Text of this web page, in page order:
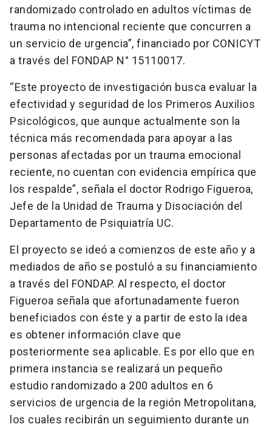
randomizado controlado en adultos víctimas de
trauma no intencional reciente que concurren a
un servicio de urgencia”, financiado por CONICYT
a través del FONDAP N° 15110017.
“Este proyecto de investigación busca evaluar la
efectividad y seguridad de los Primeros Auxilios
Psicológicos, que aunque actualmente son la
técnica más recomendada para apoyar a las
personas afectadas por un trauma emocional
reciente, no cuentan con evidencia empírica que
los respalde”, señala el doctor Rodrigo Figueroa,
Jefe de la Unidad de Trauma y Disociación del
Departamento de Psiquiatría UC.
El proyecto se ideó a comienzos de este año y a
mediados de año se postuló a su financiamiento
a través del FONDAP. Al respecto, el doctor
Figueroa señala que afortunadamente fueron
beneficiados con éste y a partir de esto la idea
es obtener información clave que
posteriormente sea aplicable. Es por ello que en
primera instancia se realizará un pequeño
estudio randomizado a 200 adultos en 6
servicios de urgencia de la región Metropolitana,
los cuales recibirán un seguimiento durante un